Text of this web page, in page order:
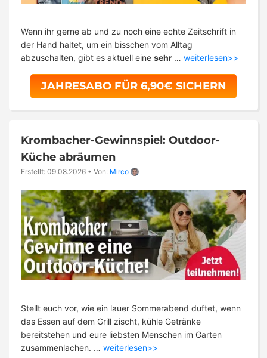
Wenn ihr gerne ab und zu noch eine echte Zeitschrift in
der Hand haltet, um ein bisschen vom Alltag
abzuschalten, gibt es aktuell eine sehr … weiterlesen>>
JAHRESABO FÜR 6,90€ SICHERN
Krombacher-Gewinnspiel: Outdoor-
Küche abräumen
Erstellt: 09.08.2026 • Von: Mirco
Stellt euch vor, wie ein lauer Sommerabend duftet, wenn
das Essen auf dem Grill zischt, kühle Getränke
bereitstehen und eure liebsten Menschen im Garten
zusammenlachen. … weiterlesen>>